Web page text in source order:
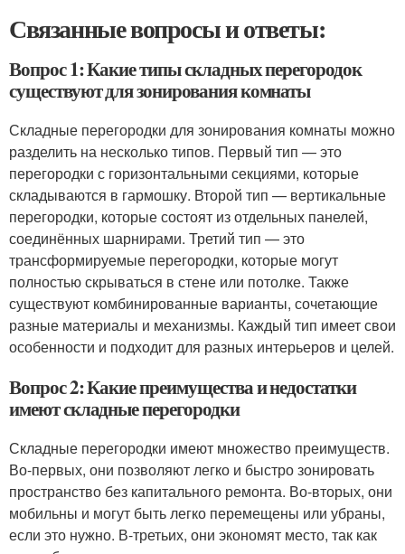
Связанные вопросы и ответы:
Вопрос 1: Какие типы складных перегородок
существуют для зонирования комнаты
Складные перегородки для зонирования комнаты можно
разделить на несколько типов. Первый тип — это
перегородки с горизонтальными секциями, которые
складываются в гармошку. Второй тип — вертикальные
перегородки, которые состоят из отдельных панелей,
соединённых шарнирами. Третий тип — это
трансформируемые перегородки, которые могут
полностью скрываться в стене или потолке. Также
существуют комбинированные варианты, сочетающие
разные материалы и механизмы. Каждый тип имеет свои
особенности и подходит для разных интерьеров и целей.
Вопрос 2: Какие преимущества и недостатки
имеют складные перегородки
Складные перегородки имеют множество преимуществ.
Во-первых, они позволяют легко и быстро зонировать
пространство без капитального ремонта. Во-вторых, они
мобильны и могут быть легко перемещены или убраны,
если это нужно. В-третьих, они экономят место, так как